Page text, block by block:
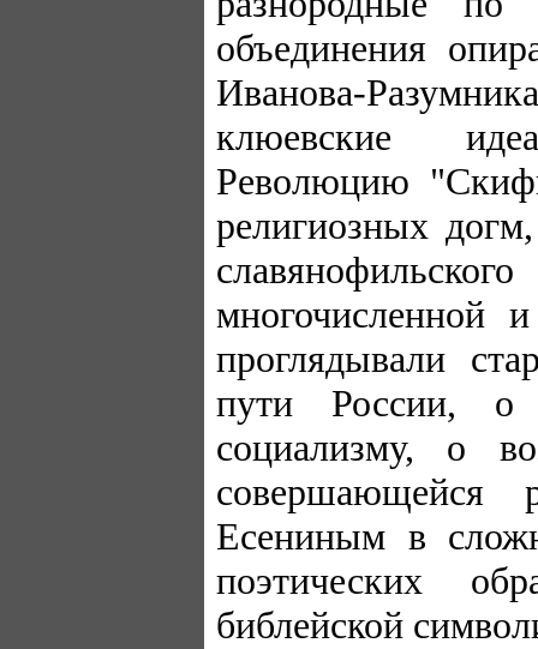
объединения
Иванова-
клюевские
Революцию
религиозных
многочисленной
проглядывали
пути России, о
социализму, о
совершающейся
Есениным в
поэтических
библейской